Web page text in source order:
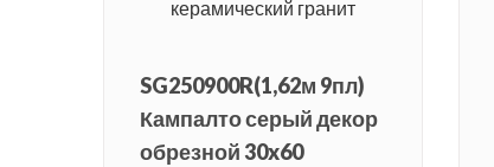
SG250900R(1,62м 9пл)
Кампалто серый декор
обрезной 30x60